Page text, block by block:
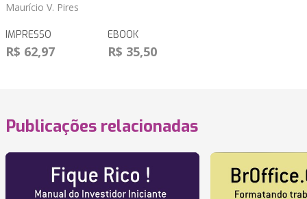
Maurício V. Pires
IMPRESSO
R$ 62,97
EBOOK
R$ 35,50
Publicações relacionadas